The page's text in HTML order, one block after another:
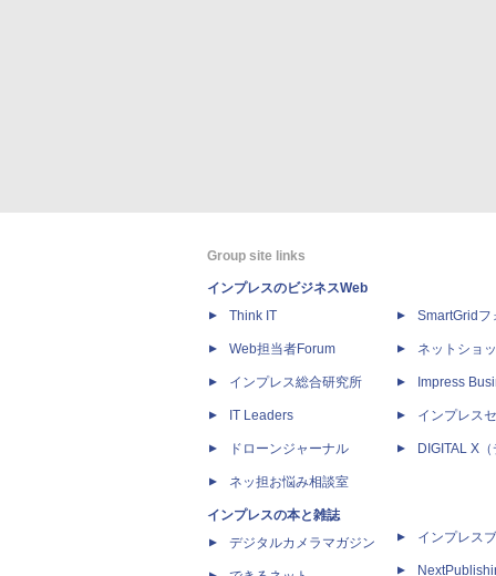
Group site links
インプレスのビジネスWeb
Think IT
Web担当者Forum
インプレス総合研究所
IT Leaders
ドローンジャーナル
ネッ担お悩み相談室
インプレスの本と雑誌
デジタルカメラマガジン
SmartGridフ
ネットショ
Impress
インプレス
DIGITAL X
インプレス